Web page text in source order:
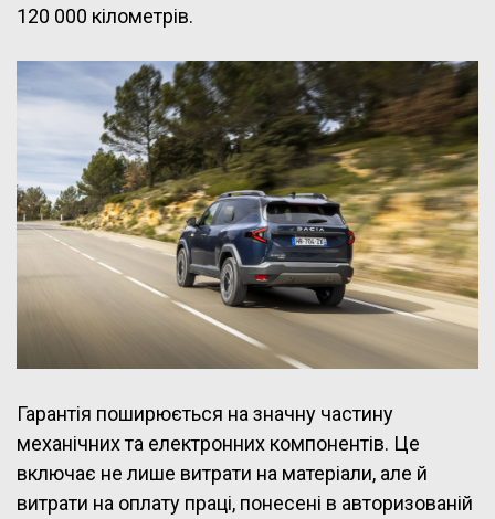
120 000 кілометрів.
Гарантія поширюється на значну частину
механічних та електронних компонентів. Це
включає не лише витрати на матеріали, але й
витрати на оплату праці, понесені в авторизованій